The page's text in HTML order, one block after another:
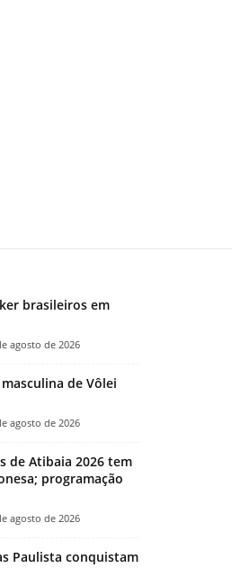
brasileiros em
agosto de 2026
de Vôlei
agosto de 2026
de Atibaia 2026 tem
programação
agosto de 2026
Paulista conquistam